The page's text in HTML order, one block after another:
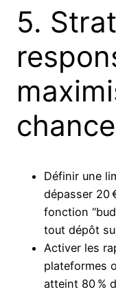
5.
Définir une
dépasser 20
fonction
tout dépôt
Activer les
plateformes
atteint 80 %